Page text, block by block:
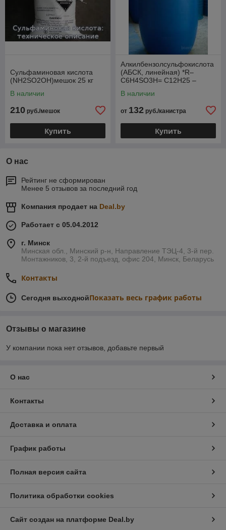
Сульфаминовая кислота
(NH2SO2OH)мешок 25 кг
В наличии
210 руб./мешок
Купить
Алкилбензолсульфокислота
(АБСК, линейная) *R–
С6Н4SO3H= С12Н25 –
В наличии
от 132 руб./канистра
Купить
О нас
Рейтинг не сформирован
Менее 5 отзывов за последний год
Компания продает на Deal.by
Работает с 05.04.2012
г. Минск
Минская обл., Минский р-н, Направление ТЭЦ-4, 3-й пер.
Монтажников, 3, 2-й подъезд, офис 204, Минск, Беларусь
Контакты
Сегодня выходнойПоказать весь график работы
Отзывы о магазине
У компании пока нет отзывов, добавьте первый
О нас
Контакты
Доставка и оплата
График работы
Полная версия сайта
Политика обработки cookies
Сайт создан на платформе Deal.by